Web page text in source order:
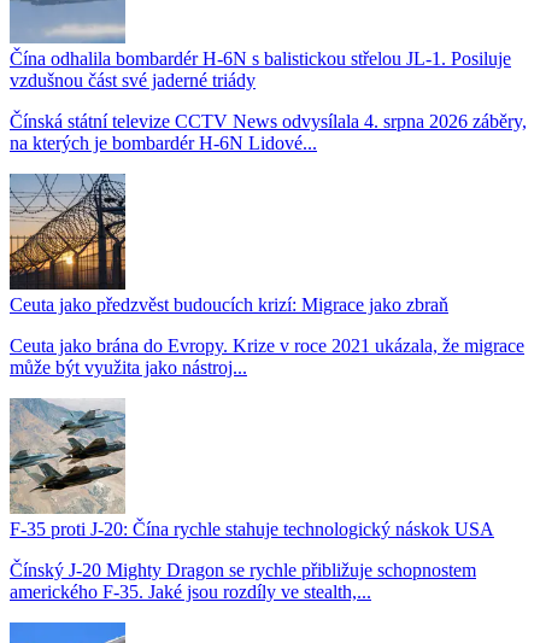
Čína odhalila bombardér H-6N s balistickou střelou JL-1. Posiluje
vzdušnou část své jaderné triády
Čínská státní televize CCTV News odvysílala 4. srpna 2026 záběry,
na kterých je bombardér H-6N Lidové...
Ceuta jako předzvěst budoucích krizí: Migrace jako zbraň
Ceuta jako brána do Evropy. Krize v roce 2021 ukázala, že migrace
může být využita jako nástroj...
F-35 proti J-20: Čína rychle stahuje technologický náskok USA
Čínský J-20 Mighty Dragon se rychle přibližuje schopnostem
amerického F-35. Jaké jsou rozdíly ve stealth,...